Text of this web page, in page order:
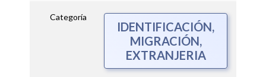
Categoría
IDENTIFICACIÓN,
MIGRACIÓN,
EXTRANJERIA